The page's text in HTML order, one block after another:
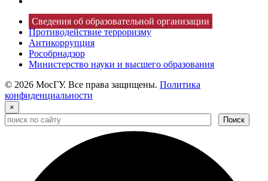
Сведения об образовательной организации
Противодействие терроризму
Антикоррупция
Рособрнадзор
Министерство науки и высшего образования
© 2026 МосГУ. Все права защищены. Политика
конфиденциальности
×